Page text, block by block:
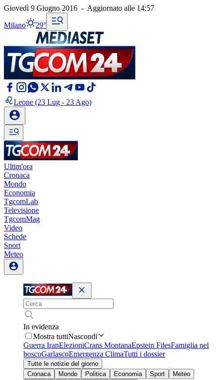
Giovedì 9 Giugno 2016 - Aggiornato alle 14:57
Milano 29°
Leone (23 Lug - 23 Ago)
Ultim'ora
Cronaca
Mondo
Economia
TgcomLab
Televisione
TgcomMag
Video
Schede
Sport
Meteo
In evidenza
Mostra tuttiNascondi
Guerra IranElezioniCrans MontanaEpstein FilesFamiglia nel
boscoGarlascoEmergenza ClimaTutti i dossier
Tutte le notizie del giorno
Cronaca
Mondo Politica Economia Sport
Meteo